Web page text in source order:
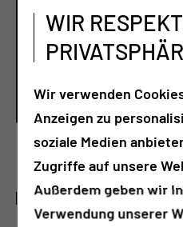
FORT- UND
TRUM
Per E-Mail
HERZLICH
WIR
Wir verwenden
Anzeigen zu
soziale Medien
Zugriffe auf unsere
Außerdem geben wir
Verwendung unserer